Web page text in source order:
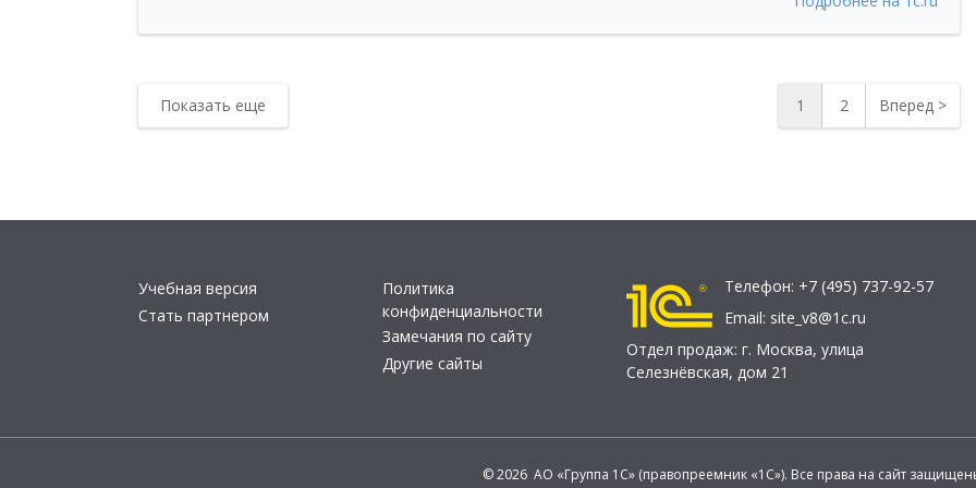
Показать еще 1 2 Вперед >
Учебная версия
Стать партнером
Политика
конфиденциальности
Замечания по сайту
Другие сайты
Телефон: +7 (495) 737-92-57
Email: site_v8@1c.ru
Отдел продаж: г. Москва, улица
Селезнёвская, дом 21
© 2026 АО «Группа 1С» (правопреемник «1С»). Все права на сайт